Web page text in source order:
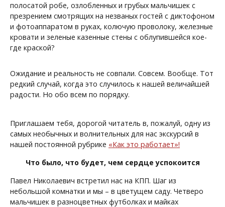
полосатой робе, озлобленных и грубых мальчишек с
презрением смотрящих на незваных гостей с диктофоном
и фотоаппаратом в руках, колючую проволоку, железные
кровати и зеленые казенные стены с облупившейся кое-
где краской?
Ожидание и реальность не совпали. Совсем. Вообще. Тот
редкий случай, когда это случилось к нашей величайшей
радости. Но обо всем по порядку.
Приглашаем тебя, дорогой читатель в, пожалуй, одну из
самых необычных и волнительных для нас экскурсий в
нашей постоянной рубрике «Как это работает»!
Что было, что будет, чем сердце успокоится
Павел Николаевич встретил нас на КПП. Шаг из
небольшой комнатки и мы – в цветущем саду. Четверо
мальчишек в разноцветных футболках и майках